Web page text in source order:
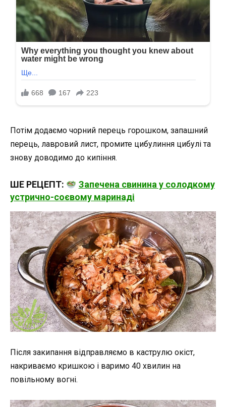
Потім додаємо чорний перець горошком, запашний
перець, лавровий лист, промите цибулиння цибулі та
знову доводимо до кипіння.
ШЕ РЕЦЕПТ:
Запечена свинина у солодкому
устрично-соєвому маринаді
Після закипання відправляємо в каструлю окіст,
накриваємо кришкою і варимо 40 хвилин на
повільному вогні.